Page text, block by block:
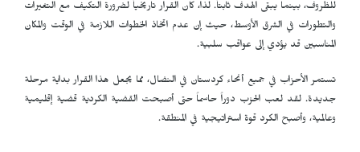
للظروف، بينما يبقى الهدف ثابتاً. لذا، كان القرار تاريخياً لضرورة التكيف مع التغيرات
والتطورات في الشرق الأوسط، حيث إن عدم اتخاذ الخطوات اللازمة في الوقت والمكان
المناسبين قد يؤدي إلى عواقب سلبية.
تستمر الأحزاب في جميع أنحاء كردستان في النضال، مما يجعل هذا القرار بداية مرحلة
جديدة. لقد لعب الحزب دوراً حاسماً حتى أصبحت القضية الكردية قضية إقليمية
وعالمية، وأصبح الكرد قوة استراتيجية في المنطقة.